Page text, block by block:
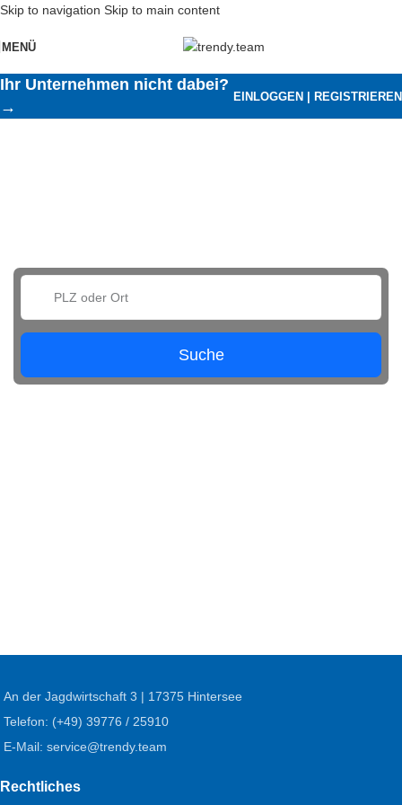
Skip to navigation Skip to main content
MENÜ
Ihr Unternehmen nicht dabei?
→
EINLOGGEN | REGISTRIEREN
Suche
An der Jagdwirtschaft 3 | 17375 Hintersee
Telefon: (+49) 39776 / 25910
E-Mail: service@trendy.team
Rechtliches